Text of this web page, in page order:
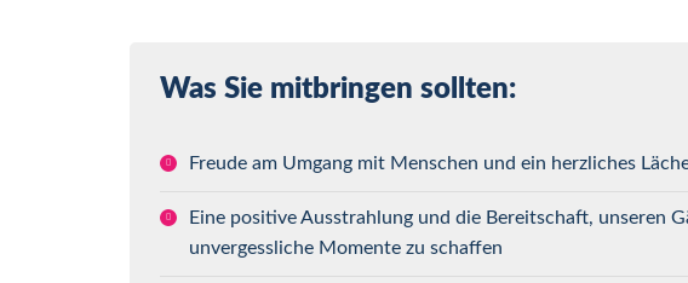
Was Sie mitbringen sollten:
Freude am Umgang mit Menschen und ein herzliches
Eine positive Ausstrahlung und die Bereitschaft, unseren
unvergessliche Momente zu schaffen